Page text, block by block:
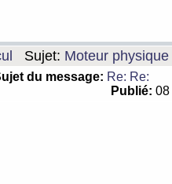
Sujet: Moteur
du message: Re: Re:
Publié: